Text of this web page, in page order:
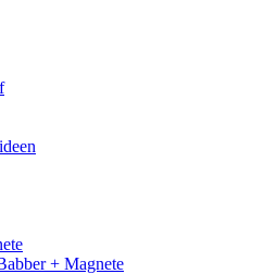
+ Magnete